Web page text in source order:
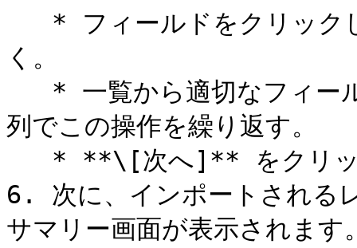
く。
列でこの操作を繰り返す。
6. 次に、インポートされる
サマリー画面が表示されま